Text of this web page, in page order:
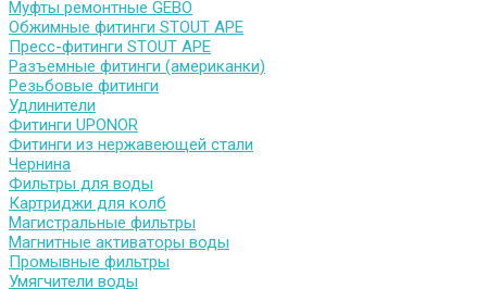
Муфты ремонтные GEBO
Обжимные фитинги STOUT APE
Пресс-фитинги STOUT APE
Разъемные фитинги (американки)
Резьбовые фитинги
Удлинители
Фитинги UPONOR
Фитинги из нержавеющей стали
Чернина
Фильтры для воды
Картриджи для колб
Магистральные фильтры
Магнитные активаторы воды
Промывные фильтры
Умягчители воды